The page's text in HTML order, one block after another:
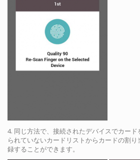
4. 同じ方法で、接続されたデバイスでカー
られていないカードリストからカードの割
録することができます。